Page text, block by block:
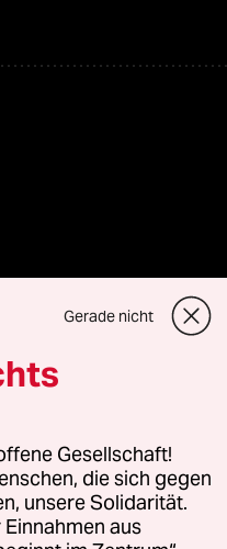
GmbH
oder für Genehmigungen
Richtlinien
Gerade nicht
Gesellschaft!
die sich gegen
unsere Solidarität.
aus